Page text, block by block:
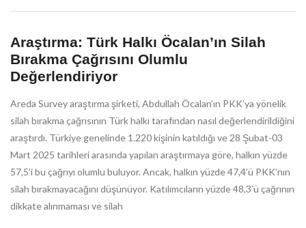
Araştırma: Türk Halkı Öcalan’ın Silah
Bırakma Çağrısını Olumlu
Değerlendiriyor
Areda Survey araştırma şirketi, Abdullah Öcalan’ın PKK’ya yönelik
silah bırakma çağrısının Türk halkı tarafından nasıl değerlendirildiğini
araştırdı. Türkiye genelinde 1.220 kişinin katıldığı ve 28 Şubat-03
Mart 2025 tarihleri arasında yapılan araştırmaya göre, halkın yüzde
57,5’i bu çağrıyı olumlu buluyor. Ancak, halkın yüzde 47,4’ü PKK’nın
silah bırakmayacağını düşünüyor. Katılımcıların yüzde 48,3’ü çağrının
dikkate alınmaması ve silah